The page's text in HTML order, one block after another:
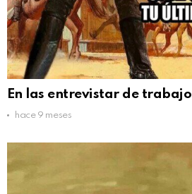
En las entrevistar de trabajo
hace 9 meses